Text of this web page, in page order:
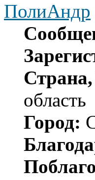
ПолиАндр
область
Город: